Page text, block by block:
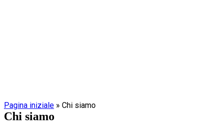
Pagina iniziale » Chi siamo
Chi siamo